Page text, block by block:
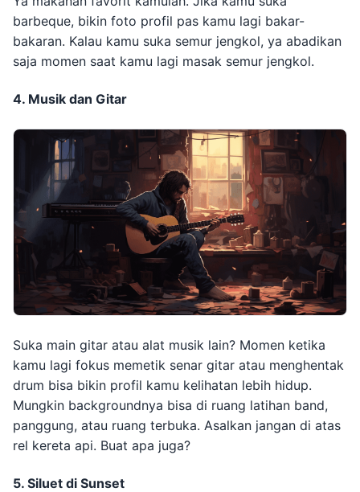
barbeque, bikin foto profil pas kamu lagi bakar-
bakaran. Kalau kamu suka semur jengkol, ya abadikan
saja momen saat kamu lagi masak semur jengkol.
4. Musik dan Gitar
Suka main gitar atau alat musik lain? Momen ketika
kamu lagi fokus memetik senar gitar atau menghentak
drum bisa bikin profil kamu kelihatan lebih hidup.
Mungkin backgroundnya bisa di ruang latihan band,
panggung, atau ruang terbuka. Asalkan jangan di atas
rel kereta api. Buat apa juga?
5. Siluet di Sunset